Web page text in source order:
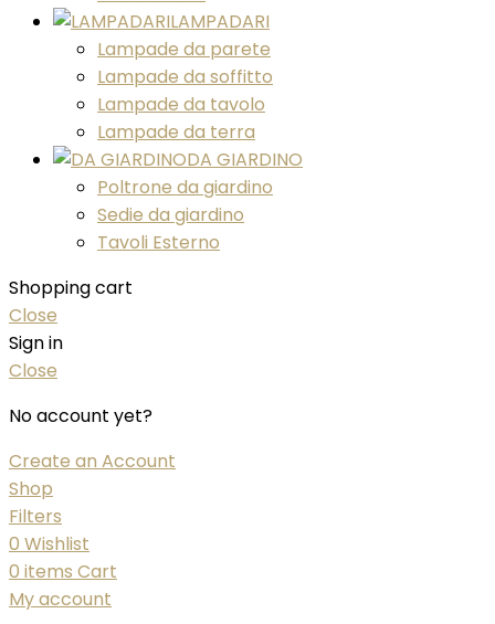
LAMPADARI
Lampade da parete
Lampade da soffitto
Lampade da tavolo
Lampade da terra
DA GIARDINO
Poltrone da giardino
Sedie da giardino
Tavoli Esterno
Shopping cart
Close
Sign in
Close
No account yet?
Create an Account
Shop
Filters
0 Wishlist
0 items Cart
My account